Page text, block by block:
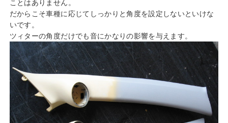
ことはありません。
だからこそ車種に応じてしっかりと角度を設定しないといけな
いです。
ツィターの角度だけでも音にかなりの影響を与えます。